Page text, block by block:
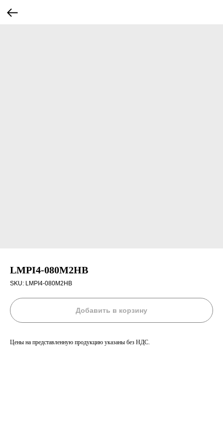
LMPI4-080M2HB
SKU: LMPI4-080M2HB
Добавить в корзину
Цены на представленную продукцию указаны без НДС.